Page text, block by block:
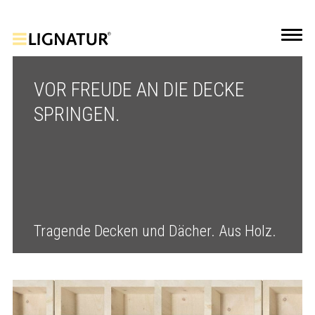
VOR FREUDE AN DIE DECKE
SPRINGEN.
Tragende Decken und Dächer. Aus Holz.